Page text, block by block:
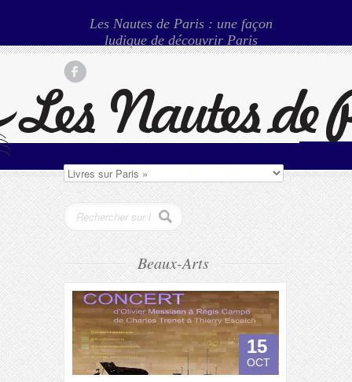
Les Nautes de Paris : une façon
ludique de découvrir Paris
Beaux-Arts
15
OCT